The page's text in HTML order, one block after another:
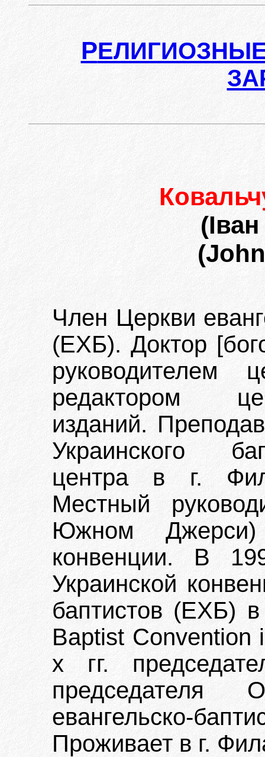
Р
Член Церкви
(ЕХБ). Доктор
руководителем
редактором
изданий.
Украинского
центра в г.
Местный
Южном
конвенции. В
Украинской
баптистов (ЕХБ)
Baptist
х гг.
председателя
евангельско-
Проживает в г.